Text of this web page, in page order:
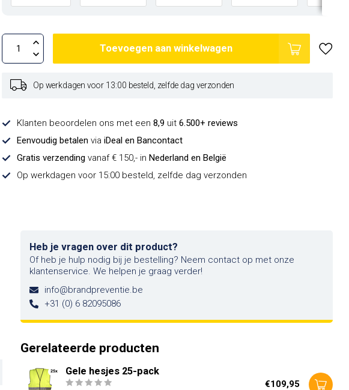
Toevoegen aan winkelwagen
Op werkdagen voor 13:00 besteld, zelfde dag verzonden
Klanten beoordelen ons met een8,9 uit6.500+ reviews
Eenvoudig betalen viaiDeal en Bancontact
Gratis verzending vanaf € 150,- inNederland en België
Op werkdagen voor 15:00 besteld, zelfde dag verzonden
Heb je vragen over dit product?
Of heb je hulp nodig bij je bestelling? Neem contact op met onze
klantenservice. We helpen je graag verder!
info@brandpreventie.be
+31 (0) 6 82095086
Gerelateerde producten
Gele hesjes 25-pack
€109,95